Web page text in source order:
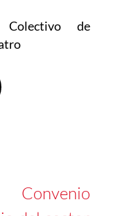
Colectivo de
Convenio